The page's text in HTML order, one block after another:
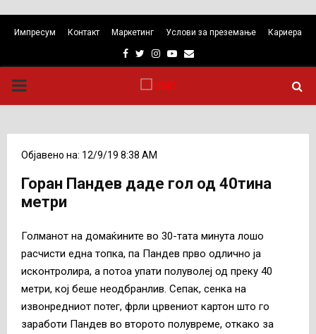
Импресум Контакт Маркетинг Услови за преземање Кариера
Facebook
TwitterInstagram
Youtube
Email
PRIMARY
Објавено на: 12/9/19 8:38 AM
Горан Пандев даде гол од 40тина
метри
Голманот на домаќините во 30-тата минута лошо
расчисти една топка, па Пандев прво одлично ја
исконтролира, а потоа упати полуволеј од преку 40
метри, кој беше неодбранлив. Сепак, сенка на
извонредниот потег, фрли црвениот картон што го
заработи Пандев во второто полувреме, откако за